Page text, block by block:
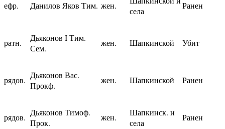
ефр. Данилов Яков Тим. жен.
села
Ранен
ратн.
Дьяконов I Тим.
Сем.
жен. Шапкинской Убит
рядов. Дьяконов Вас.
Прокф.
жен. Шапкинской Ранен
рядов. Дьяконов Тимоф.
Прок.
жен.
Шапкинск. и
села
Ранен